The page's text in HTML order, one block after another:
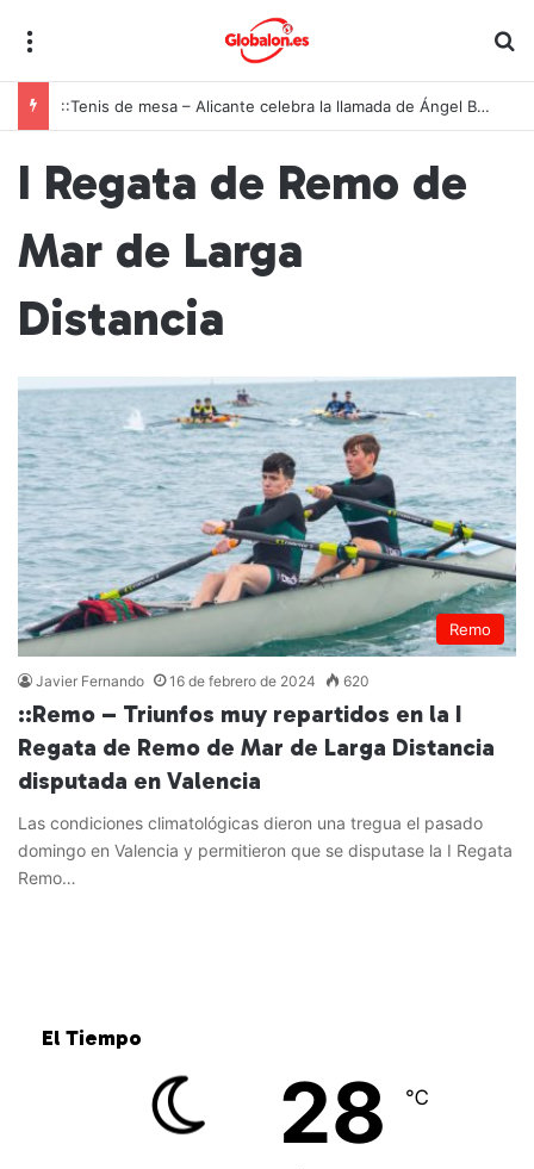
::Tenis de mesa – Alicante celebra la llamada de Ángel Buendía a la selección española
I Regata de Remo de
Mar de Larga
Distancia
Remo
Javier Fernando 16 de febrero de 2024 620
::Remo – Triunfos muy repartidos en la I
Regata de Remo de Mar de Larga Distancia
disputada en Valencia
Las condiciones climatológicas dieron una tregua el pasado
domingo en Valencia y permitieron que se disputase la I Regata
Remo…
El Tiempo
28 ℃